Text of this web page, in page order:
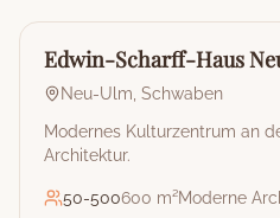
Stadthalle
Edwin-Scharff-Haus
Neu-Ulm Schwaben
Modernes Kulturzentrum an
Architektur.
50-500600 m²Moderne